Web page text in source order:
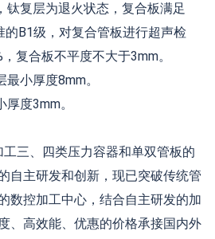
钛复层为退火状态，复合板满足
B1级，对复合管板进行超声检
复合板不平度不大于3mm。
小厚度8mm。
度3mm。
三、四类压力容器和单双管板的
自主研发和创新，现已突破传统管
数控加工中心，结合自主研发的加
、高效能、优惠的价格承接国内外